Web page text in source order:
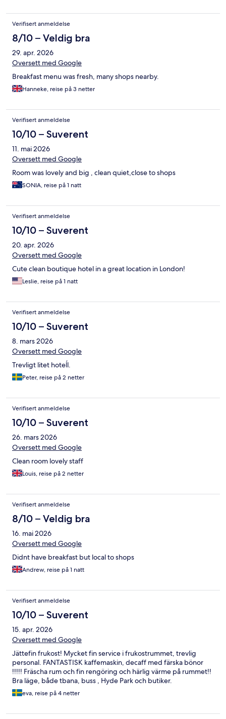
Verifisert anmeldelse
8/10 – Veldig bra
29. apr. 2026
Oversett med Google
Breakfast menu was fresh, many shops nearby.
Hanneke, reise på 3 netter
Verifisert anmeldelse
10/10 – Suverent
11. mai 2026
Oversett med Google
Room was lovely and big , clean quiet,close to shops
SONIA, reise på 1 natt
Verifisert anmeldelse
10/10 – Suverent
20. apr. 2026
Oversett med Google
Cute clean boutique hotel in a great location in London!
Leslie, reise på 1 natt
Verifisert anmeldelse
10/10 – Suverent
8. mars 2026
Oversett med Google
Trevligt litet hoteĺl.
Peter, reise på 2 netter
Verifisert anmeldelse
10/10 – Suverent
26. mars 2026
Oversett med Google
Clean room lovely staff
Louis, reise på 2 netter
Verifisert anmeldelse
8/10 – Veldig bra
16. mai 2026
Oversett med Google
Didnt have breakfast but local to shops
Andrew, reise på 1 natt
Verifisert anmeldelse
10/10 – Suverent
15. apr. 2026
Oversett med Google
Jättefin frukost! Mycket fin service i frukostrummet, trevlig
personal. FANTASTISK kaffemaskin, decaff med färska bönor
!!!!! Fräscha rum och fin rengöring och härlig värme på rummet!!
Bra läge, både tbana, buss , Hyde Park och butiker.
eva, reise på 4 netter